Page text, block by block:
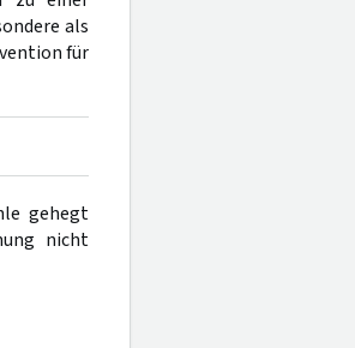
als
für
gehegt
nicht